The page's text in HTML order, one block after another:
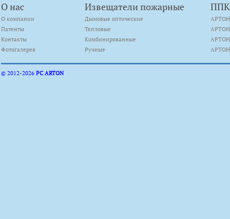
О нас
О компании
Патенты
Контакты
Фотогалерея
Извещатели пожарные
Дымовые оптические
Тепловые
Комбинированные
Ручные
© 2012-2026 PC ARTON